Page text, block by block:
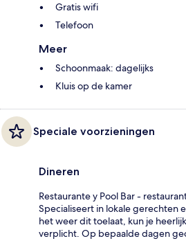
Gratis wifi
Telefoon
Meer
Schoonmaak: dagelijks
Kluis op de kamer
Speciale voorzieningen
Dineren
Restaurante y Pool Bar -
Specialiseert in lokale gerechten
het weer dit toelaat, kun je
verplicht. Op bepaalde dagen